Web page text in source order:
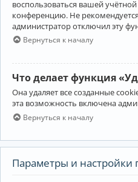
воспользоваться вашей
конференцию. Не
администратор отключил эту
Вернуться к началу
Что делает функция
Она удаляет все созданные
эта возможность включена
Вернуться к началу
Параметры и настройки